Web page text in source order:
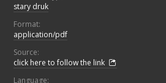
stary druk
Format:
application/pdf
Source:
click here to follow the link
Language: